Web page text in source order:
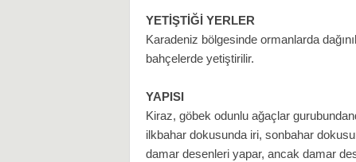
g
s
i
YETİŞTİĞİ YERLER
Karadeniz bölgesinde ormanlarda
bahçelerde yetiştirilir.
YAPISI
Kiraz, göbek odunlu ağaçlar
ilkbahar dokusunda iri, sonbahar
damar desenleri yapar, ancak damar